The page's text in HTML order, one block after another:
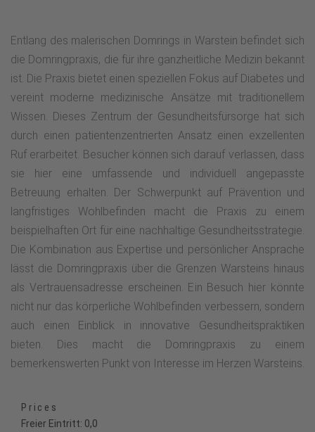
Entlang des malerischen Domrings in Warstein befindet sich
die Domringpraxis, die für ihre ganzheitliche Medizin bekannt
ist. Die Praxis bietet einen speziellen Fokus auf Diabetes und
vereint moderne medizinische Ansätze mit traditionellem
Wissen. Dieses Zentrum der Gesundheitsfürsorge hat sich
durch einen patientenzentrierten Ansatz einen exzellenten
Ruf erarbeitet. Besucher können sich darauf verlassen, dass
sie hier eine umfassende und individuell angepasste
Betreuung erhalten. Der Schwerpunkt auf Prävention und
langfristiges Wohlbefinden macht die Praxis zu einem
beispielhaften Ort für eine nachhaltige Gesundheitsstrategie.
Die Kombination aus Expertise und persönlicher Ansprache
lässt die Domringpraxis über die Grenzen Warsteins hinaus
als Vertrauensadresse erscheinen. Ein Besuch hier könnte
nicht nur das körperliche Wohlbefinden verbessern, sondern
auch einen Einblick in innovative Gesundheitspraktiken
bieten. Dies macht die Domringpraxis zu einem
bemerkenswerten Punkt von Interesse im Herzen Warsteins.
Prices
Freier Eintritt: 0,0